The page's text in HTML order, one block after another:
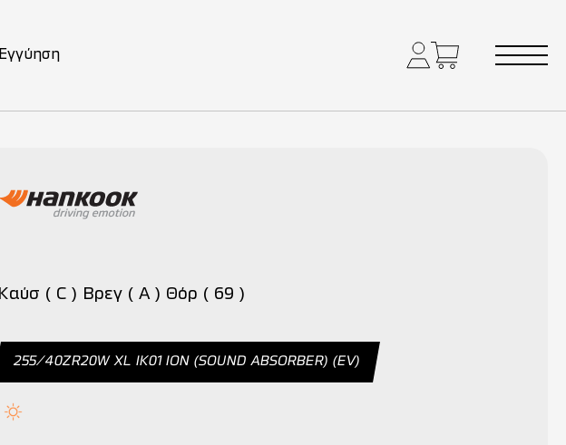
Εγγύηση
Καύσ ( C ) Βρεγ ( A ) Θόρ ( 69 )
255/40ΖR20W ΧL IK01 ION (SOUND ABSORBER) (EV)